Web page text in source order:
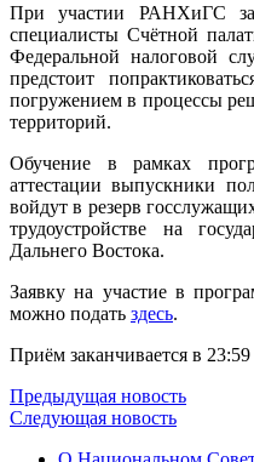
При участии РАНХиГС
специалисты Счётной
Федеральной налоговой
предстоит
погружением в процессы
территорий.
Обучение в рамках
аттестации выпускники
войдут в резерв
трудоустройстве на
Дальнего Востока.
Заявку на участие в
можно подать здесь.
Приём заканчивается в
Предыдущая новость
Следующая новость